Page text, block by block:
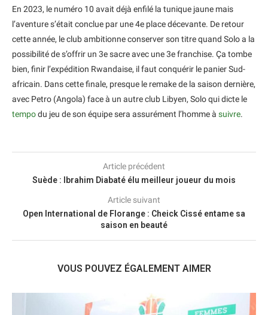
En 2023, le numéro 10 avait déjà enfilé la tunique jaune mais
l’aventure s’était conclue par une 4e place décevante. De retour
cette année, le club ambitionne conserver son titre quand Solo a la
possibilité de s’offrir un 3e sacre avec une 3e franchise. Ça tombe
bien, finir l’expédition Rwandaise, il faut conquérir le panier Sud-
africain. Dans cette finale, presque le remake de la saison dernière,
avec Petro (Angola) face à un autre club Libyen, Solo qui dicte le
tempodu jeu de son équipe sera assurément l’homme à suivre.
Article précédent
Suède : Ibrahim Diabaté élu meilleur joueur du mois
Article suivant
Open International de Florange : Cheick Cissé entame sa
saison en beauté
VOUS POUVEZ ÉGALEMENT AIMER